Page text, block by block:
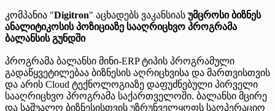
კომპანია "Digitron" აცხადებს ვაკანსიას უმცროსი ბიზნეს
ანალიტიკოსის პოზიციაზე სააღრიცხვო პროგრამა
ბალანსის გუნდში
პროგრამა ბალანსი მინი-ERP ტიპის პროგრამული
გადაწყვეტილებაა ბიზნესის აღრიცხვისა და მართვისთვის
და არის Cloud ტექნოლოგიაზე დაფუძნებული პირველი
სააღრიცხვო პროგრამა საქართველოში. ბალანსი მცირე
და საშუალო ბიზნესისთვის უზრუნველყოფს საოპერაციო